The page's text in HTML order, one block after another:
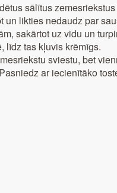
sālītus
un likties nedaudz par
sakārtot uz vidu un
līdz tas kļuvis krēmīgs.
sviestu, bet
ar iecienītāko